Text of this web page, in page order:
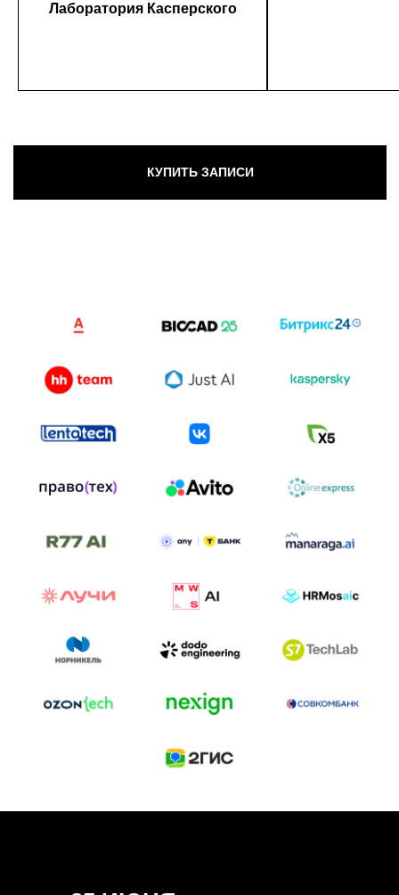
Лаборатория Касперского
к построению бизнеса и созданию технологий под
И БИТВА АГЕНТОВ